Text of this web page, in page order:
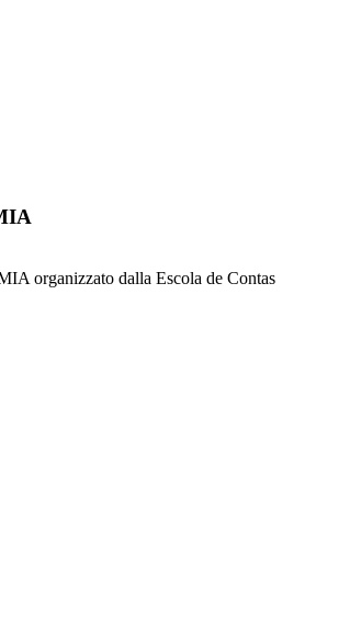
organizzato dalla Escola de Contas